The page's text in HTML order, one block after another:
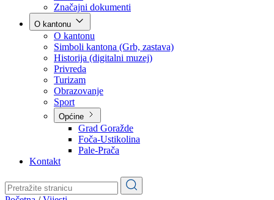
Strategije
Dokument okvirnog budžeta 2024-2026
Planovi
Značajni dokumenti
O kantonu
O kantonu
Simboli kantona (Grb, zastava)
Historija (digitalni muzej)
Privreda
Turizam
Obrazovanje
Općine
Pale-Prača
Kontakt